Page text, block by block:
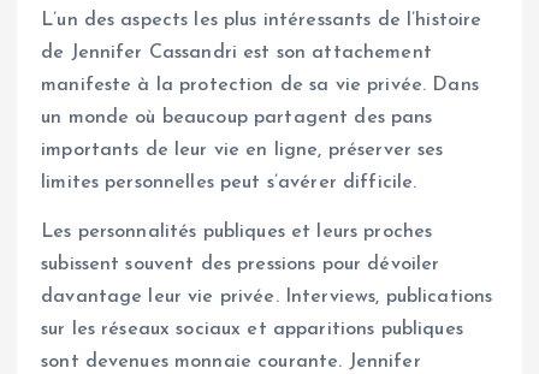
L’un des aspects les plus intéressants de l’histoire
de Jennifer Cassandri est son attachement
manifeste à la protection de sa vie privée. Dans
un monde où beaucoup partagent des pans
importants de leur vie en ligne, préserver ses
limites personnelles peut s’avérer difficile.
Les personnalités publiques et leurs proches
subissent souvent des pressions pour dévoiler
davantage leur vie privée. Interviews, publications
sur les réseaux sociaux et apparitions publiques
sont devenues monnaie courante. Jennifer